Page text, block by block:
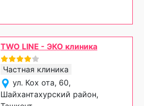
TWO LINE - ЭКО клиника
Частная клиника
ул. Кох ота, 60,
Шайхантахурский район,